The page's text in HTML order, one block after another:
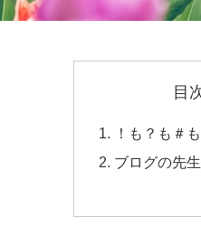
目
！も？も＃
ブログの先